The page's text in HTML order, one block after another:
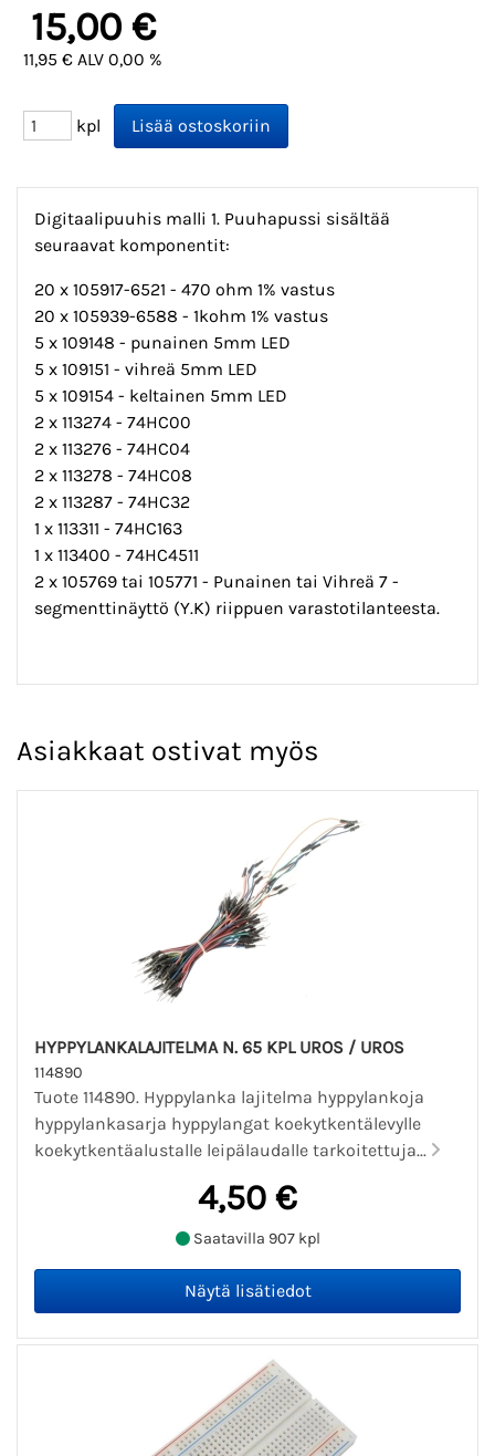
15,00 €
11,95 € ALV 0,00 %
kpl
Digitaalipuuhis malli 1. Puuhapussi sisältää
seuraavat komponentit:
20 x 105917-6521 - 470 ohm 1% vastus
20 x 105939-6588 - 1kohm 1% vastus
5 x 109148 - punainen 5mm LED
5 x 109151 - vihreä 5mm LED
5 x 109154 - keltainen 5mm LED
2 x 113274 - 74HC00
2 x 113276 - 74HC04
2 x 113278 - 74HC08
2 x 113287 - 74HC32
1 x 113311 - 74HC163
1 x 113400 - 74HC4511
2 x 105769 tai 105771 - Punainen tai Vihreä 7 -
segmenttinäyttö (Y.K) riippuen varastotilanteesta.
Asiakkaat ostivat myös
HYPPYLANKALAJITELMA N. 65 KPL UROS / UROS
114890
Tuote 114890. Hyppylanka lajitelma hyppylankoja
hyppylankasarja hyppylangat koekytkentälevylle
koekytkentäalustalle leipälaudalle tarkoitettuja...
4,50 €
Saatavilla 907 kpl